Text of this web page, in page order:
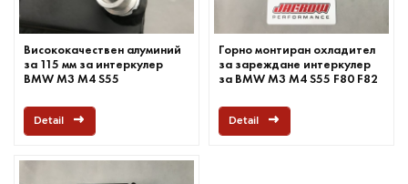
Висококачествен алуминий
за 115 мм за интеркулер
BMW M3 M4 S55
Detail
Горно монтиран охладител
за зареждане интеркулер
за BMW M3 M4 S55 F80 F82
Detail